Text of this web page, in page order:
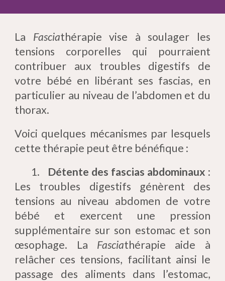
La Fasciathérapie vise à soulager les
tensions corporelles qui pourraient
contribuer aux troubles digestifs de
votre bébé en libérant ses fascias, en
particulier au niveau de l’abdomen et du
thorax.
Voici quelques mécanismes par lesquels
cette thérapie peut être bénéfique :
1.
Détente des fascias abdominaux :
Les troubles digestifs génèrent des
tensions au niveau abdomen de votre
bébé et exercent une pression
supplémentaire sur son estomac et son
œsophage. La Fasciathérapie aide à
relâcher ces tensions, facilitant ainsi le
passage des aliments dans l’estomac,